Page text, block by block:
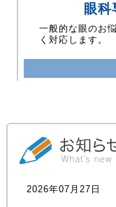
眼
一般的な眼のお
く対応します。
2026年07月27日